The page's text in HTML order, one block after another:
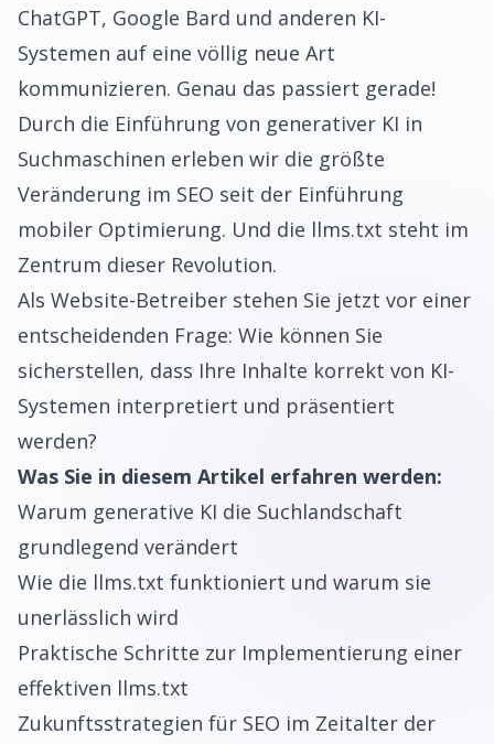
ChatGPT, Google Bard und anderen KI-
Systemen auf eine völlig neue Art
kommunizieren. Genau das passiert gerade!
Durch die Einführung von generativer KI in
Suchmaschinen erleben wir die größte
Veränderung im SEO seit der Einführung
mobiler Optimierung. Und die llms.txt steht im
Zentrum dieser Revolution.
Als Website-Betreiber stehen Sie jetzt vor einer
entscheidenden Frage: Wie können Sie
sicherstellen, dass Ihre Inhalte korrekt von KI-
Systemen interpretiert und präsentiert
werden?
Was Sie in diesem Artikel erfahren werden:
Warum generative KI die Suchlandschaft
grundlegend verändert
Wie die llms.txt funktioniert und warum sie
unerlässlich wird
Praktische Schritte zur Implementierung einer
effektiven llms.txt
Zukunftsstrategien für SEO im Zeitalter der